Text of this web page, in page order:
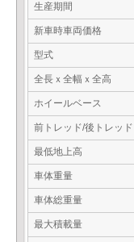
生産期間
新車時車両価格
型式
全長ｘ全幅ｘ全高
ホイールベース
前トレッド/後トレッド
最低地上高
車体重量
車体総重量
最大積載量